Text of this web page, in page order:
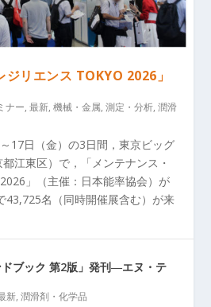
ジリエンス TOKYO 2026」
ナー,最新,機械・金属,測定・分析,潤滑
17日（金）の3日間，東京ビッグ
江東区）で，「メンテナンス・
」（主催：日本能率協会）が
43,725名（同時開催展含む）が来
ドブック 第2版」発刊―エヌ・テ
新,潤滑剤・化学品